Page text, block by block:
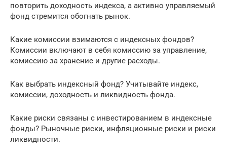
повторить доходность индекса, а активно управляемый
фонд стремится обогнать рынок.
Какие комиссии взимаются с индексных фондов?
Комиссии включают в себя комиссию за управление,
комиссию за хранение и другие расходы.
Как выбрать индексный фонд? Учитывайте индекс,
комиссии, доходность и ликвидность фонда.
Какие риски связаны с инвестированием в индексные
фонды? Рыночные риски, инфляционные риски и риски
ликвидности.